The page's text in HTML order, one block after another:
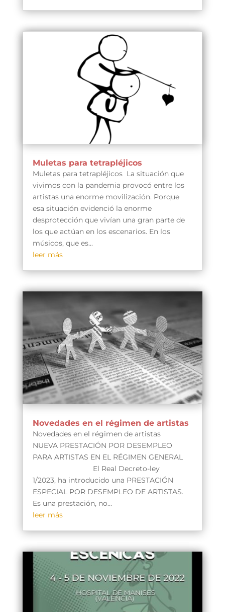
Muletas para tetrapléjicos
Muletas para tetrapléjicos La situación que
vivimos con la pandemia provocó entre los
artistas una enorme movilización. Porque
esa situación evidenció la enorme
desprotección que vivían una gran parte de
los que actúan en los escenarios. En los
músicos, que es...
leer más
Novedades en el régimen de artistas
Novedades en el régimen de artistas
NUEVA PRESTACIÓN POR DESEMPLEO
PARA ARTISTAS EN EL RÉGIMEN GENERAL
El Real Decreto-ley
1/2023, ha introducido una PRESTACIÓN
ESPECIAL POR DESEMPLEO DE ARTISTAS.
Es una prestación, no...
leer más